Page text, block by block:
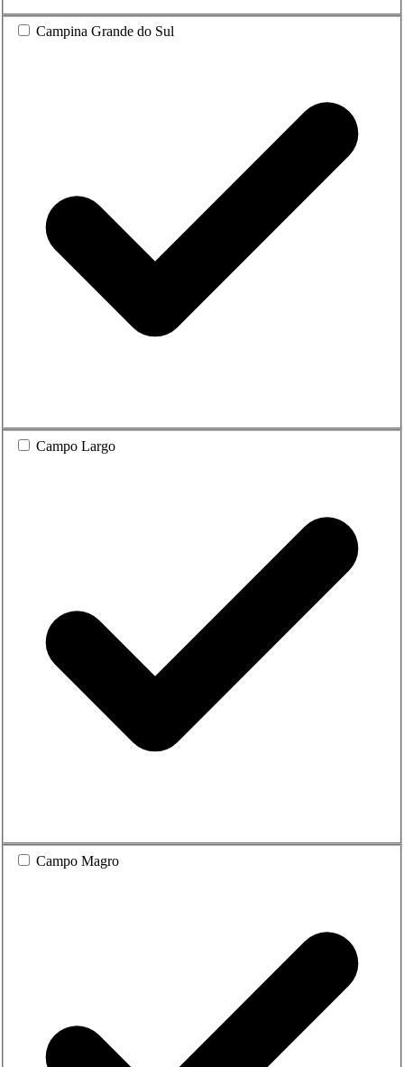
Campina Grande do Sul
Campo Largo
Campo Magro